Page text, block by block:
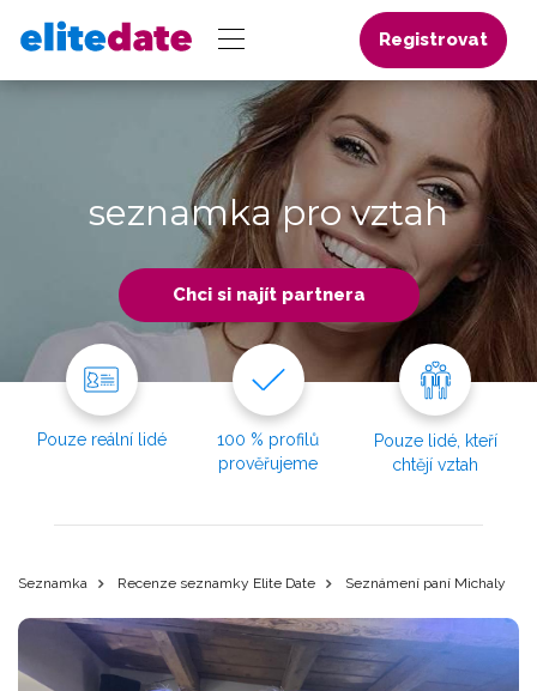
Registrovat
seznamka pro vztah
Chci si najít partnera
Pouze reální lidé
100 % profilů
prověřujeme
Pouze lidé, kteří
chtějí vztah
Seznamka Recenze seznamky Elite Date Seznámení paní Michaly